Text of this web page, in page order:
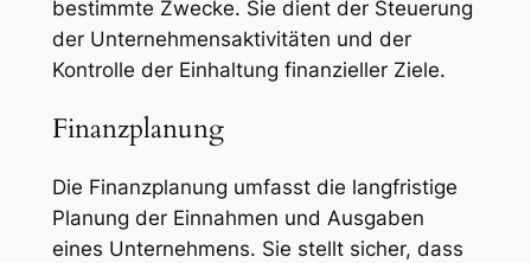
bestimmte Zwecke. Sie dient der Steuerung
der Unternehmensaktivitäten und der
Kontrolle der Einhaltung finanzieller Ziele.
Finanzplanung
Die Finanzplanung umfasst die langfristige
Planung der Einnahmen und Ausgaben
eines Unternehmens. Sie stellt sicher, dass